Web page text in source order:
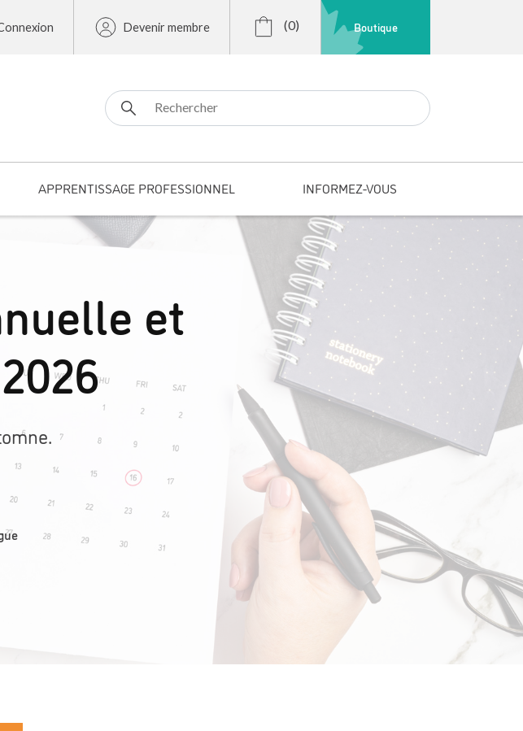
Devenir membre (0) Boutique
Search for:
APPRENTISSAGE PROFESSIONNEL INFORMEZ-VOUS
et